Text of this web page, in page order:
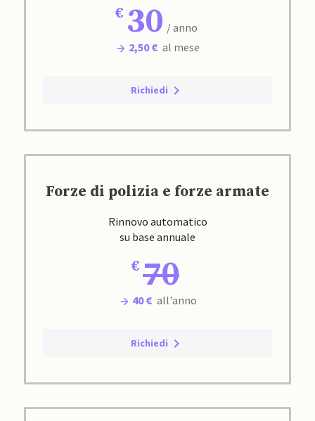
30 / anno
2,50 € al mese
Richiedi
Forze di polizia e forze armate
Rinnovo automatico
su base annuale
70
40 € all'anno
Richiedi